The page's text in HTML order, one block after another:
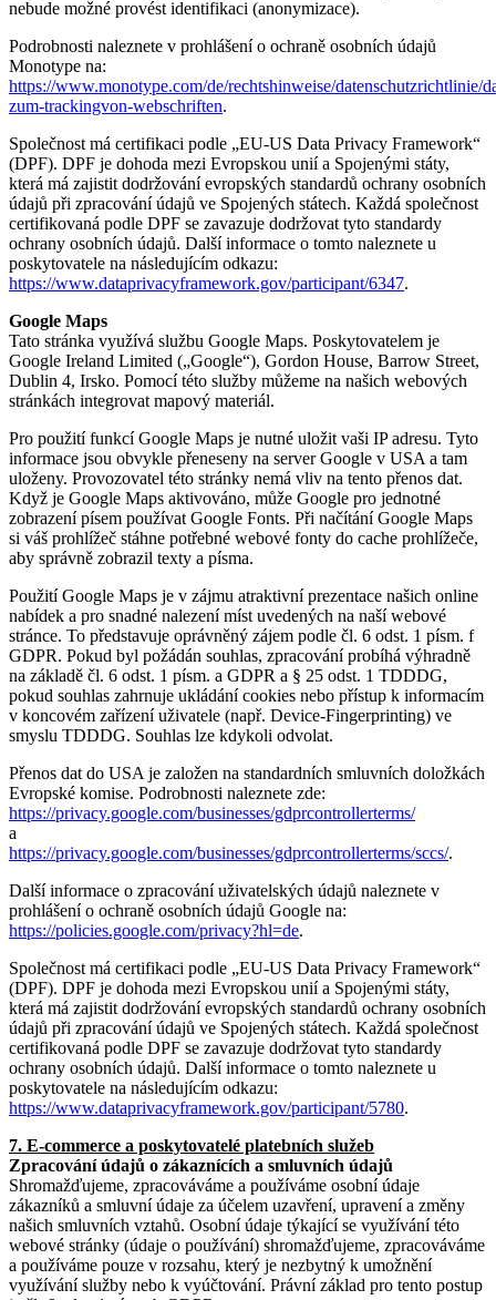
nebude možné provést identifikaci (anonymizace).
Podrobnosti naleznete v prohlášení o ochraně osobních údajů
Monotype na:
https://www.monotype.com/de/rechtshinweise/datenschutzrichtlinie/
zum-trackingvon-webschriften.
Společnost má certifikaci podle „EU-US Data Privacy Framework“
(DPF). DPF je dohoda mezi Evropskou unií a Spojenými státy,
která má zajistit dodržování evropských standardů ochrany osobních
údajů při zpracování údajů ve Spojených státech. Každá společnost
certifikovaná podle DPF se zavazuje dodržovat tyto standardy
ochrany osobních údajů. Další informace o tomto naleznete u
poskytovatele na následujícím odkazu:
https://www.dataprivacyframework.gov/participant/6347.
Google Maps
Tato stránka využívá službu Google Maps. Poskytovatelem je
Google Ireland Limited („Google“), Gordon House, Barrow Street,
Dublin 4, Irsko. Pomocí této služby můžeme na našich webových
stránkách integrovat mapový materiál.
Pro použití funkcí Google Maps je nutné uložit vaši IP adresu. Tyto
informace jsou obvykle přeneseny na server Google v USA a tam
uloženy. Provozovatel této stránky nemá vliv na tento přenos dat.
Když je Google Maps aktivováno, může Google pro jednotné
zobrazení písem používat Google Fonts. Při načítání Google Maps
si váš prohlížeč stáhne potřebné webové fonty do cache prohlížeče,
aby správně zobrazil texty a písma.
Použití Google Maps je v zájmu atraktivní prezentace našich online
nabídek a pro snadné nalezení míst uvedených na naší webové
stránce. To představuje oprávněný zájem podle čl. 6 odst. 1 písm. f
GDPR. Pokud byl požádán souhlas, zpracování probíhá výhradně
na základě čl. 6 odst. 1 písm. a GDPR a § 25 odst. 1 TDDDG,
pokud souhlas zahrnuje ukládání cookies nebo přístup k informacím
v koncovém zařízení uživatele (např. Device-Fingerprinting) ve
smyslu TDDDG. Souhlas lze kdykoli odvolat.
Přenos dat do USA je založen na standardních smluvních doložkách
Evropské komise. Podrobnosti naleznete zde:
https://privacy.google.com/businesses/gdprcontrollerterms/
a
https://privacy.google.com/businesses/gdprcontrollerterms/sccs/.
Další informace o zpracování uživatelských údajů naleznete v
prohlášení o ochraně osobních údajů Google na:
https://policies.google.com/privacy?hl=de.
Společnost má certifikaci podle „EU-US Data Privacy Framework“
(DPF). DPF je dohoda mezi Evropskou unií a Spojenými státy,
která má zajistit dodržování evropských standardů ochrany osobních
údajů při zpracování údajů ve Spojených státech. Každá společnost
certifikovaná podle DPF se zavazuje dodržovat tyto standardy
ochrany osobních údajů. Další informace o tomto naleznete u
poskytovatele na následujícím odkazu:
https://www.dataprivacyframework.gov/participant/5780.
7. E-commerce a poskytovatelé platebních služeb
Zpracování údajů o zákaznících a smluvních údajů
Shromažďujeme, zpracováváme a používáme osobní údaje
zákazníků a smluvní údaje za účelem uzavření, upravení a změny
našich smluvních vztahů. Osobní údaje týkající se využívání této
webové stránky (údaje o používání) shromažďujeme, zpracováváme
a používáme pouze v rozsahu, který je nezbytný k umožnění
využívání služby nebo k vyúčtování. Právní základ pro tento postup